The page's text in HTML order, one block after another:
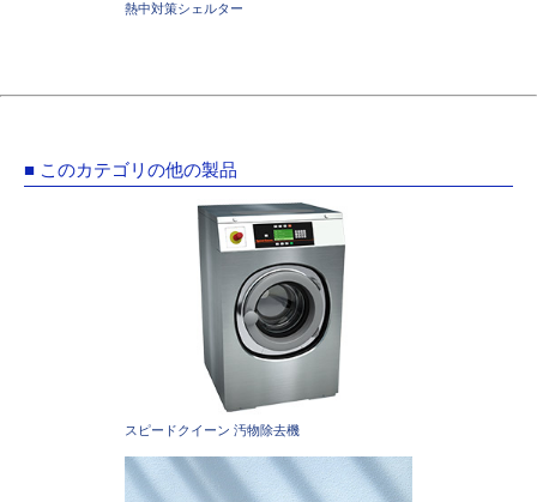
熱中対策シェルター
■ このカテゴリの他の製品
スピードクイーン 汚物除去機